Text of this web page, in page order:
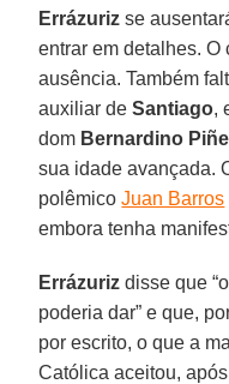
Errázuriz se
entrar em detalhes.
ausência. Também
auxiliar deSantiago,
dom Bernardino
sua idade avançada.
polêmicoJuan Barros
embora tenha
Errázuriz disse que “o
poderia dar” e que,
por escrito, o que a
Católica aceitou,